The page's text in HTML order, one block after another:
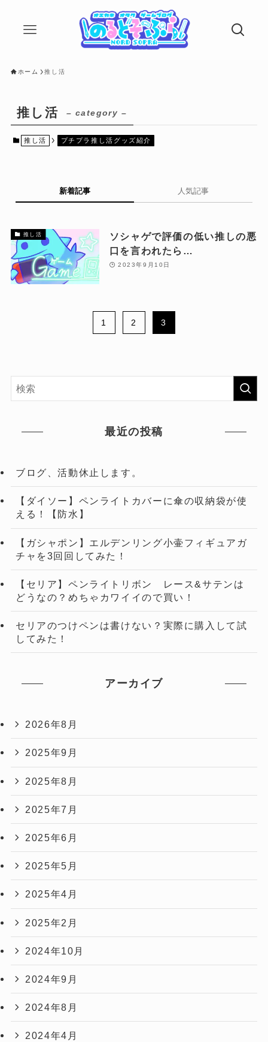
ホーム 推し活
推し活 – category –
推し活 プチプラ推し活グッズ紹介
新着記事 人気記事
推し活
ソシャゲで評価の低い推しの悪
口を言われたら…
2023年9月10日
1 2 3
最近の投稿
ブログ、活動休止します。
【ダイソー】ペンライトカバーに傘の収納袋が使
える！【防水】
【ガシャポン】エルデンリング小壷フィギュアガ
チャを3回回してみた！
【セリア】ペンライトリボン レース&サテンは
どうなの？めちゃカワイイので買い！
セリアのつけペンは書けない？実際に購入して試
してみた！
アーカイブ
2026年8月
2025年9月
2025年8月
2025年7月
2025年6月
2025年5月
2025年4月
2025年2月
2024年10月
2024年9月
2024年8月
2024年4月